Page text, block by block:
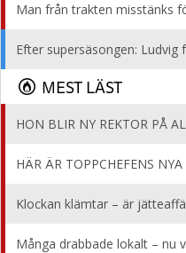
Man från trakten misstänks
Efter supersäsongen:
MEST LÄST
HON BLIR NY REKTOR PÅ
HÄR ÄR TOPPCHEFENS
Klockan klämtar – är
Många drabbade lokalt – nu